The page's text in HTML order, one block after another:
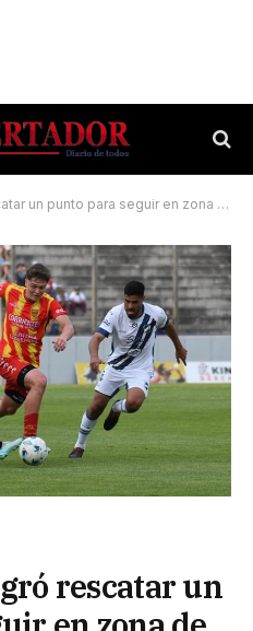
para seguir en zona de clasificación
rescatar un